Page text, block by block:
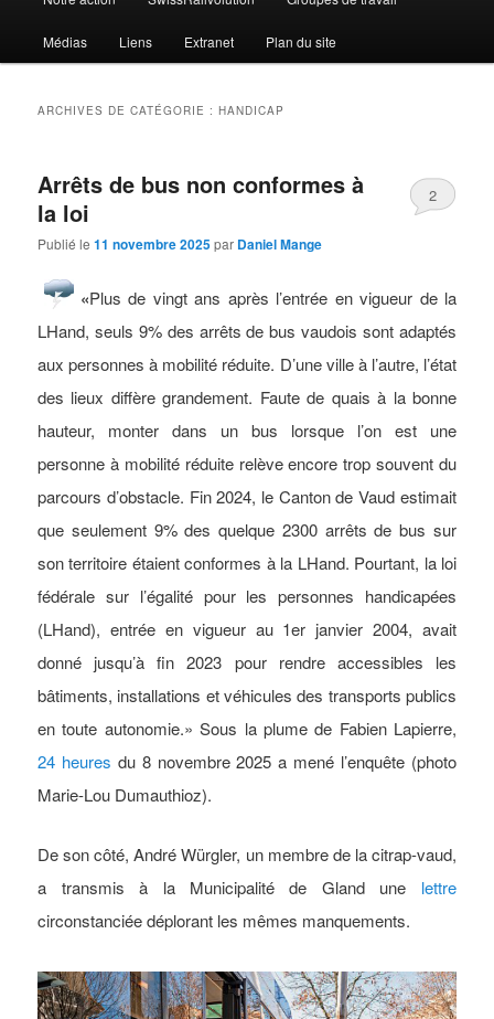
Médias Liens Extranet Plan du site
ARCHIVES DE CATÉGORIE :HANDICAP
Arrêts de bus non conformes à
la loi
Publié le11 novembre 2025par Daniel Mange
2
«Plus de vingt ans après l’entrée en vigueur de la
LHand, seuls 9% des arrêts de bus vaudois sont adaptés
aux personnes à mobilité réduite. D’une ville à l’autre, l’état
des lieux diffère grandement. Faute de quais à la bonne
hauteur, monter dans un bus lorsque l’on est une
personne à mobilité réduite relève encore trop souvent du
parcours d’obstacle. Fin 2024, le Canton de Vaud estimait
que seulement 9% des quelque 2300 arrêts de bus sur
son territoire étaient conformes à la LHand. Pourtant, la loi
fédérale sur l’égalité pour les personnes handicapées
(LHand), entrée en vigueur au 1er janvier 2004, avait
donné jusqu’à fin 2023 pour rendre accessibles les
bâtiments, installations et véhicules des transports publics
en toute autonomie.» Sous la plume de Fabien Lapierre,
24 heures du 8 novembre 2025 a mené l’enquête (photo
Marie-Lou Dumauthioz).
De son côté, André Würgler, un membre de la citrap-vaud,
a transmis à la Municipalité de Gland une lettre
circonstanciée déplorant les mêmes manquements.